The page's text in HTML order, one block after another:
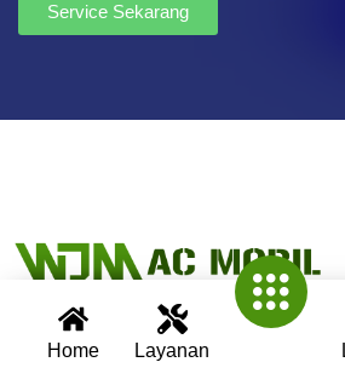
Home Layanan
Service Sekarang
Wijaya AC Mobil adalah bengkel